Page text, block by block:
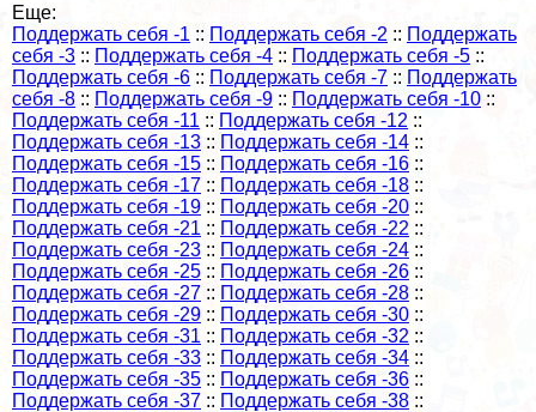
Еще:
Поддержать себя -1 :: Поддержать себя -2 :: Поддержать
себя -3 :: Поддержать себя -4 :: Поддержать себя -5 ::
Поддержать себя -6 :: Поддержать себя -7 :: Поддержать
себя -8 :: Поддержать себя -9 :: Поддержать себя -10 ::
Поддержать себя -11 :: Поддержать себя -12 ::
Поддержать себя -13 :: Поддержать себя -14 ::
Поддержать себя -15 :: Поддержать себя -16 ::
Поддержать себя -17 :: Поддержать себя -18 ::
Поддержать себя -19 :: Поддержать себя -20 ::
Поддержать себя -21 :: Поддержать себя -22 ::
Поддержать себя -23 :: Поддержать себя -24 ::
Поддержать себя -25 :: Поддержать себя -26 ::
Поддержать себя -27 :: Поддержать себя -28 ::
Поддержать себя -29 :: Поддержать себя -30 ::
Поддержать себя -31 :: Поддержать себя -32 ::
Поддержать себя -33 :: Поддержать себя -34 ::
Поддержать себя -35 :: Поддержать себя -36 ::
Поддержать себя -37 :: Поддержать себя -38 ::